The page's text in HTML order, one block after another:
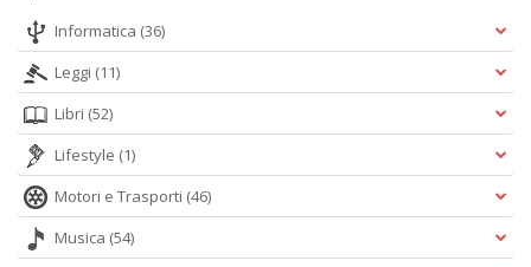
Informatica (36)
Leggi (11)
Libri (52)
Lifestyle (1)
Motori e Trasporti (46)
Musica (54)